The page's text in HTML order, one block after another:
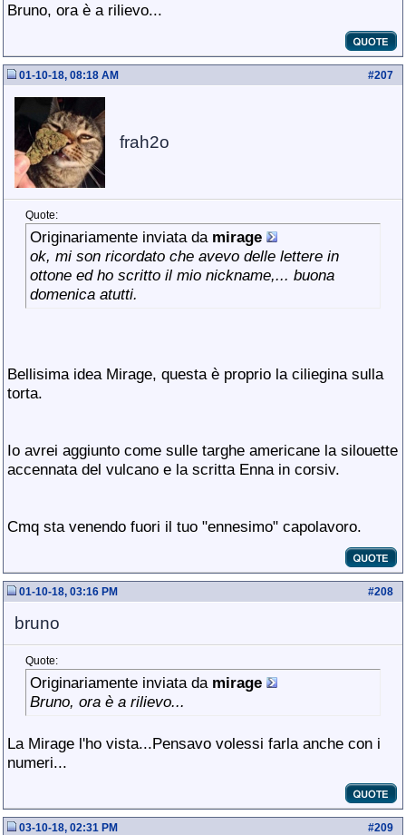
Bruno, ora è a rilievo...
#207
01-10-18, 08:18 AM
frah2o
Quote:
Originariamente inviata da mirage
ok, mi son ricordato che avevo delle lettere in
ottone ed ho scritto il mio nickname,... buona
domenica atutti.
Bellisima idea Mirage, questa è proprio la ciliegina sulla
torta.
Io avrei aggiunto come sulle targhe americane la silouette
accennata del vulcano e la scritta Enna in corsiv.
Cmq sta venendo fuori il tuo "ennesimo" capolavoro.
#208
01-10-18, 03:16 PM
bruno
Quote:
Originariamente inviata da mirage
Bruno, ora è a rilievo...
La Mirage l'ho vista...Pensavo volessi farla anche con i
numeri...
#209
03-10-18, 02:31 PM